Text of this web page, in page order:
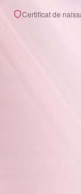
Certificat de